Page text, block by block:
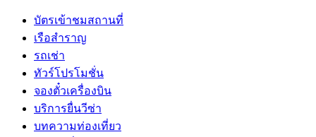
บัตรเข้าชมสถานที่
เรือสำราญ
รถเช่า
ทัวร์โปรโมชั่น
จองตั๋วเครื่องบิน
บริการยื่นวีซ่า
บทความท่องเที่ยว